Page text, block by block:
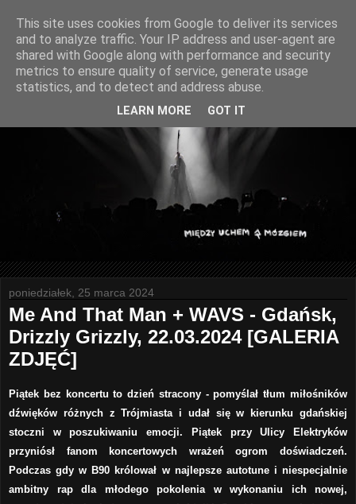
poniedziałek, 25 marca 2024
Me And That Man + WAVS - Gdańsk,
Drizzly Grizzly, 22.03.2024 [GALERIA
ZDJĘĆ]
Piątek bez koncertu to dzień stracony - pomyślał tłum miłośników
dźwięków różnych z Trójmiasta i udał się w kierunku gdańskiej
stoczni w poszukiwaniu emocji. Piątek przy Ulicy Elektryków
przyniósł fanom koncertowych wrażeń ogrom doświadczeń.
Podczas gdy w B90 królował w najlepsze autotune i niespecjalnie
ambitny rap dla młodego pokolenia w wykonaniu ich nowej,
This site uses cookies from Google to deliver its services
and to analyze traffic. Your IP address and user-agent are
shared with Google along with performance and security
metrics to ensure quality of service, generate usage
statistics, and to detect and address abuse.
LEARN MORE GOT IT